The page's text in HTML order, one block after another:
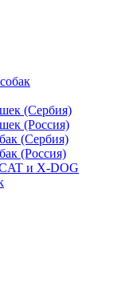
(Сербия)
(Россия)
(Сербия)
(Россия)
и X-DOG